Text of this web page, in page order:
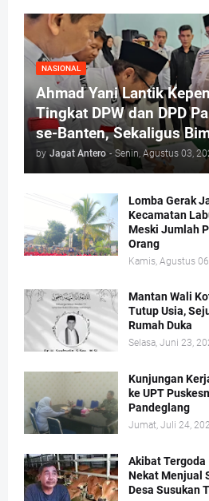
NASIONAL
Ahmad Yani Lantik
Tingkat DPW dan DPD
se-Banten, Sekaligus
by Jagat Antero - Senin, Agustus 03,
Lomba Gerak
Kecamatan
Meski Jumlah
Orang
Kamis, Agustus
Mantan Wali
Tutup Usia,
Rumah Duka
Selasa, Juni 23,
Kunjungan
ke UPT
Pandeglang
Jumat, Juli 24,
Akibat
Nekat Menjual
Desa Susukan